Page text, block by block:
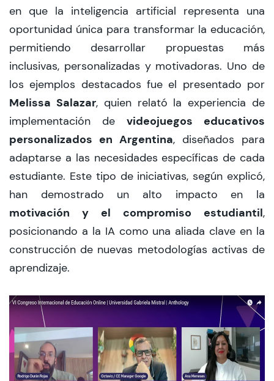
en que la inteligencia artificial representa una
oportunidad única para transformar la educación,
permitiendo desarrollar propuestas más
inclusivas, personalizadas y motivadoras. Uno de
los ejemplos destacados fue el presentado por
Melissa Salazar, quien relató la experiencia de
implementación de videojuegos educativos
personalizados en Argentina, diseñados para
adaptarse a las necesidades específicas de cada
estudiante. Este tipo de iniciativas, según explicó,
han demostrado un alto impacto en la
motivación y el compromiso estudiantil,
posicionando a la IA como una aliada clave en la
construcción de nuevas metodologías activas de
aprendizaje.